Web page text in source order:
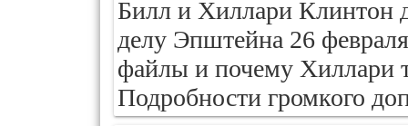
Билл и Хиллари Клинтон
делу Эпштейна 26
файлы и почему Хиллари
Подробности громкого